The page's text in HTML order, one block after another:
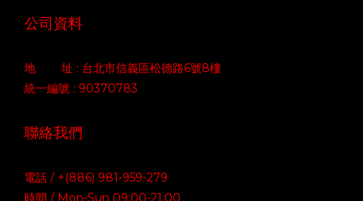
公司資料
地 址 : 台北市信義區松德路6號8樓
統一編號 : 90370783
聯絡我們
電話 / +(886) 981-959-279
時間 / Mon-Sun 09:00-21:00